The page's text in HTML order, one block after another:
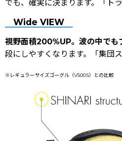
でも、確実に決まります。「ト
Wide VIEW
視野面積200%UP。波の中でも
段にしやすくなります。「集団
※レギュラーサイズゴーグル（V500S）との比較